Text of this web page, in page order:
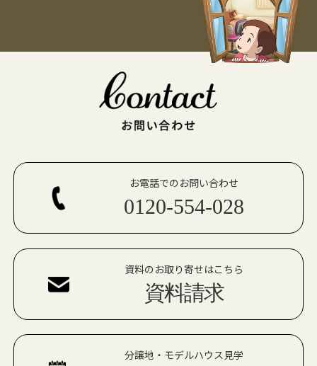
お電話でのお問い合わせ
0120-554-028
資料のお取り寄せはこちら
資料請求
分譲地・モデルハウス見学